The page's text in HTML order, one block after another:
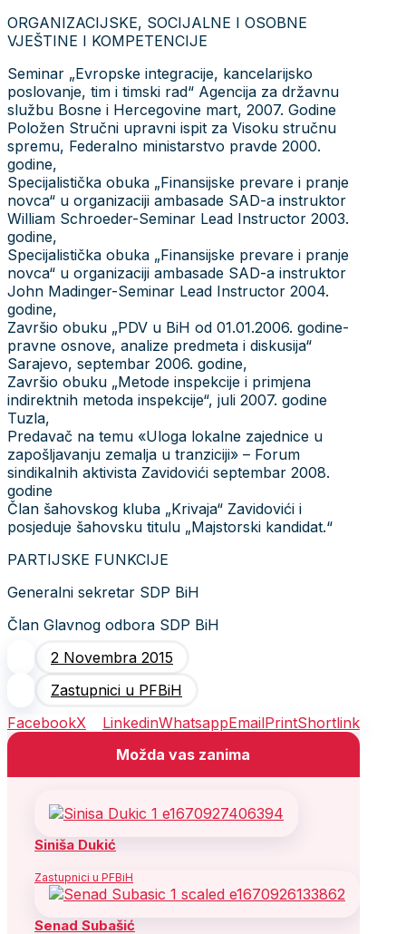
ORGANIZACIJSKE, SOCIJALNE I OSOBNE
VJEŠTINE I KOMPETENCIJE
Seminar „Evropske integracije, kancelarijsko
poslovanje, tim i timski rad“ Agencija za državnu
službu Bosne i Hercegovine mart, 2007. Godine
Položen Stručni upravni ispit za Visoku stručnu
spremu, Federalno ministarstvo pravde 2000.
godine,
Specijalistička obuka „Finansijske prevare i pranje
novca“ u organizaciji ambasade SAD-a instruktor
William Schroeder-Seminar Lead Instructor 2003.
godine,
Specijalistička obuka „Finansijske prevare i pranje
novca“ u organizaciji ambasade SAD-a instruktor
John Madinger-Seminar Lead Instructor 2004.
godine,
Završio obuku „PDV u BiH od 01.01.2006. godine-
pravne osnove, analize predmeta i diskusija“
Sarajevo, septembar 2006. godine,
Završio obuku „Metode inspekcije i primjena
indirektnih metoda inspekcije“, juli 2007. godine
Tuzla,
Predavač na temu «Uloga lokalne zajednice u
zapošljavanju zemalja u tranziciji» – Forum
sindikalnih aktivista Zavidovići septembar 2008.
godine
Član šahovskog kluba „Krivaja“ Zavidovići i
posjeduje šahovsku titulu „Majstorski kandidat.“
PARTIJSKE FUNKCIJE
Generalni sekretar SDP BiH
Član Glavnog odbora SDP BiH
2 Novembra 2015
Zastupnici u PFBiH
FacebookX LinkedinWhatsappEmailPrintShortlink
Možda vas zanima
Siniša Dukić
Zastupnici u PFBiH
Senad Subašić